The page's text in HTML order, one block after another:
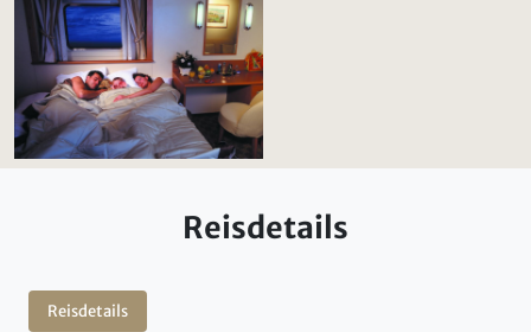
Reisdetails
Reisdetails